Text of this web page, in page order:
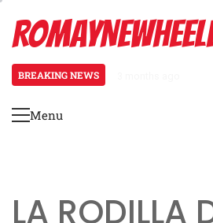
content
BREAKING NEWS
Primary
Menu
LA RODILLA